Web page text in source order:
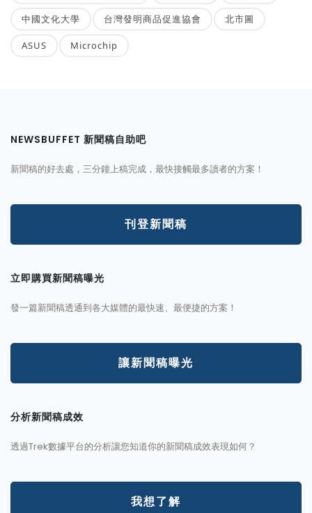
中國文化大學 台灣發明商品促進協會 北市圖
ASUS Microchip
NEWSBUFFET 新聞稿自助吧
新聞稿的好去處，三分鐘上稿完成，最快接觸最多讀者的方案！
刊登新聞稿
立即購買新聞稿曝光
發一篇新聞稿透通到各大媒體的最快速、最便捷的方案！
讓新聞稿曝光
分析新聞稿成效
透過Trek數據平台的分析讓您知道你的新聞稿成效表現如何？
我想了解